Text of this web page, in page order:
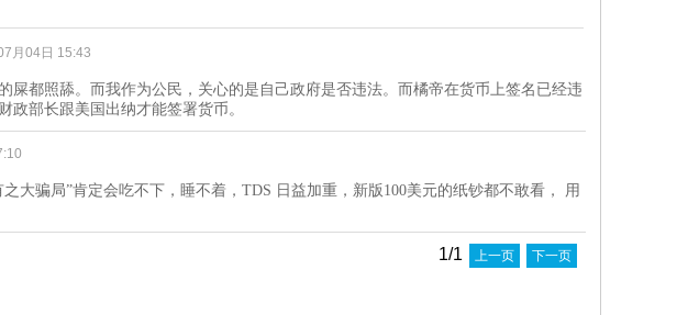
月04日 15:43
屎都照舔。而我作为公民，关心的是自己政府是否违法。而橘帝在货币上签名已经违
政部长跟美国出纳才能签署货币。
大骗局”肯定会吃不下，睡不着，TDS 日益加重，新版100美元的纸钞都不敢看， 用
1/1 上一页 下一页